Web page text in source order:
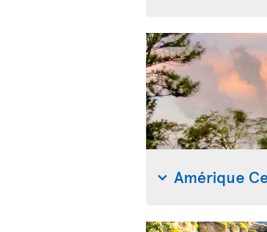
Amérique